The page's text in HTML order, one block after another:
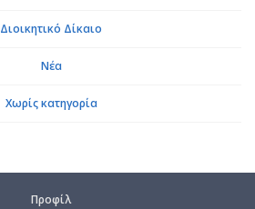
Διοικητικό Δίκαιο
Νέα
Χωρίς κατηγορία
Προ­φίλ